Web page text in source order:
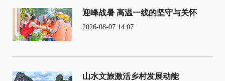
迎峰战暑 高温一线的坚守与关怀
2026-08-07 14:07
山水文旅激活乡村发展动能